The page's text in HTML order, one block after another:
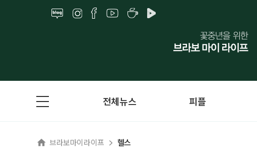
전체뉴스 피플
브라보마이라이프 헬스